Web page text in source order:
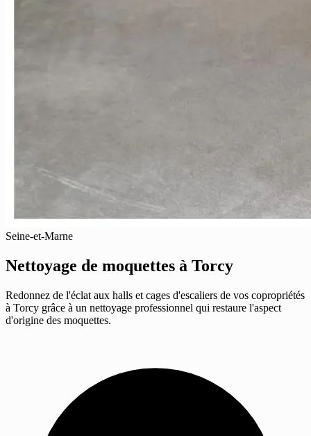
Seine-et-Marne
Nettoyage de moquettes à Torcy
Redonnez de l'éclat aux halls et cages d'escaliers de vos copropriétés
à Torcy grâce à un nettoyage professionnel qui restaure l'aspect
d'origine des moquettes.